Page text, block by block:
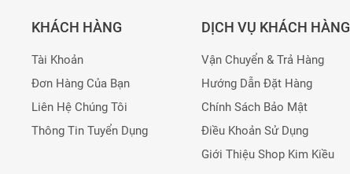
KHÁCH HÀNG
Tài Khoản
Đơn Hàng Của Bạn
Liên Hệ Chúng Tôi
Thông Tin Tuyển Dụng
DỊCH VỤ KHÁCH HÀNG
Vận Chuyển & Trả Hàng
Hướng Dẫn Đặt Hàng
Chính Sách Bảo Mật
Điều Khoản Sử Dụng
Giới Thiệu Shop Kim Kiều